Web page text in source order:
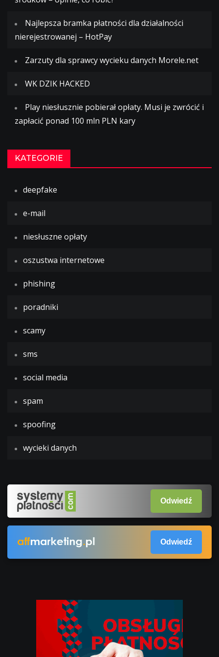
Najlepsza bramka płatności dla działalności
nierejestrowanej – HotPay
Zarzuty dla sprawcy wycieku danych Morele.net
WK DZIK HACKED
Play niesłusznie pobierał opłaty. Musi je zwrócić i
zapłacić ponad 100 mln PLN kary
KATEGORIE
deepfake
e-mail
niesłuszne opłaty
oszustwa internetowe
phishing
poradniki
scamy
sms
social media
spam
spoofing
wycieki danych
Odwiedź
Odwiedź